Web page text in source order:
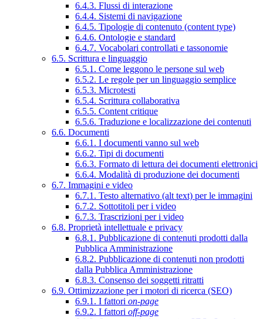
6.4.3. Flussi di interazione
6.4.4. Sistemi di navigazione
6.4.5. Tipologie di contenuto (content type)
6.4.6. Ontologie e standard
6.4.7. Vocabolari controllati e tassonomie
6.5. Scrittura e linguaggio
6.5.1. Come leggono le persone sul web
6.5.2. Le regole per un linguaggio semplice
6.5.3. Microtesti
6.5.4. Scrittura collaborativa
6.5.5. Content critique
6.5.6. Traduzione e localizzazione dei contenuti
6.6. Documenti
6.6.1. I documenti vanno sul web
6.6.2. Tipi di documenti
6.6.3. Formato di lettura dei documenti elettronici
6.6.4. Modalità di produzione dei documenti
6.7. Immagini e video
6.7.1. Testo alternativo (alt text) per le immagini
6.7.2. Sottotitoli per i video
6.7.3. Trascrizioni per i video
6.8. Proprietà intellettuale e privacy
6.8.1. Pubblicazione di contenuti prodotti dalla
Pubblica Amministrazione
6.8.2. Pubblicazione di contenuti non prodotti
dalla Pubblica Amministrazione
6.8.3. Consenso dei soggetti ritratti
6.9. Ottimizzazione per i motori di ricerca (SEO)
6.9.1. I fattori on-page
6.9.2. I fattori off-page